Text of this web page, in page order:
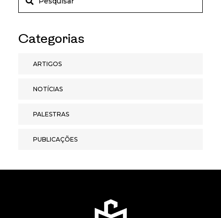
Categorias
ARTIGOS
NOTÍCIAS
PALESTRAS
PUBLICAÇÕES